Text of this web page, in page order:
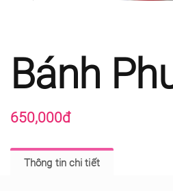
Bánh
650,000đ
Thông tin chi tiết